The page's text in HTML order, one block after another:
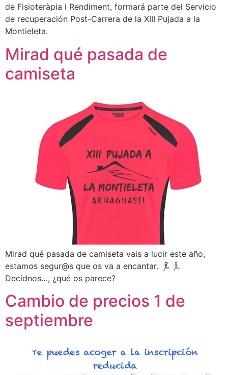
de Fisioteràpia i Rendiment, formará parte del Servicio
de recuperación Post-Carrera de la XIII Pujada a la
Montieleta.
Mirad qué pasada de
camiseta
Mirad qué pasada de camiseta vais a lucir este año,
estamos segur@s que os va a encantar. 🏃‍♀️🏃‍♂️
Decidnos…, ¿qué os parece?
Cambio de precios 1 de
septiembre